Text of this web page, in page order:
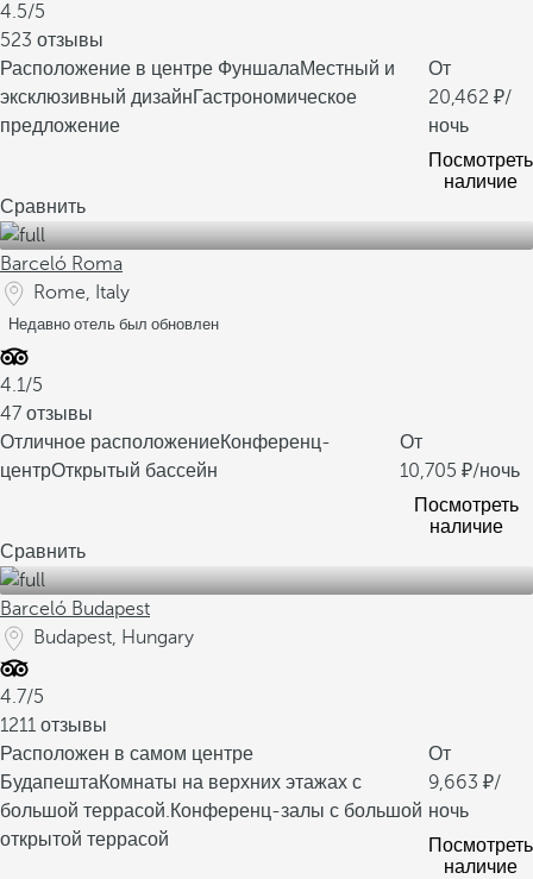
4.5/5
523 отзывы
Расположение в центре ФуншалаМестный и
эксклюзивный дизайнГастрономическое
предложение
От
20,462
/
ночь
Посмотреть
наличие
Сравнить
Barceló Roma
Rome, Italy
Недавно отель был обновлен
4.1/5
47 отзывы
Отличное расположениеКонференц-
центрОткрытый бассейн
От
10,705
/ночь
Посмотреть
наличие
Сравнить
Barceló Budapest
Budapest, Hungary
4.7/5
1211 отзывы
Расположен в самом центре
БудапештаКомнаты на верхних этажах с
большой террасой.Конференц-залы с большой
открытой террасой
От
9,663
/
ночь
Посмотреть
наличие